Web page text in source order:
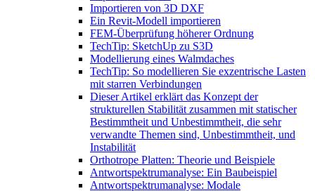
Importieren von 3D DXF
Ein Revit-Modell importieren
FEM-Überprüfung höherer Ordnung
TechTip: SketchUp zu S3D
Modellierung eines Walmdaches
TechTip: So modellieren Sie exzentrische Lasten
mit starren Verbindungen
Dieser Artikel erklärt das Konzept der
strukturellen Stabilität zusammen mit statischer
Bestimmtheit und Unbestimmtheit, die sehr
verwandte Themen sind, Unbestimmtheit, und
Instabilität
Orthotrope Platten: Theorie und Beispiele
Antwortspektrumanalyse: Ein Baubeispiel
Antwortspektrumanalyse: Modale